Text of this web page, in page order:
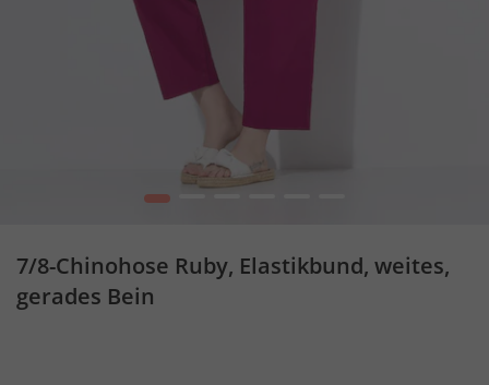
1
7/8-Chinohose Ruby, Elastikbund, weites,
gerades Bein